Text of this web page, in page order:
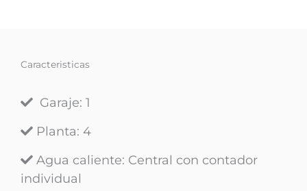
Caracteristicas
Garaje: 1
Planta: 4
Agua caliente: Central con contador
individual